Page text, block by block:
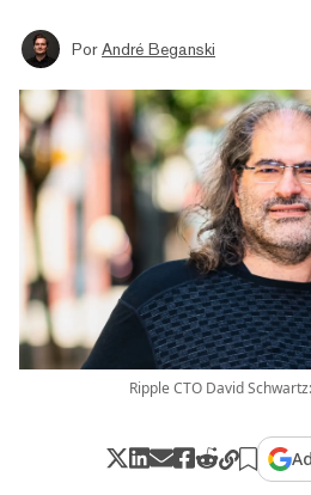
Por André Beganski
Ripple CTO David